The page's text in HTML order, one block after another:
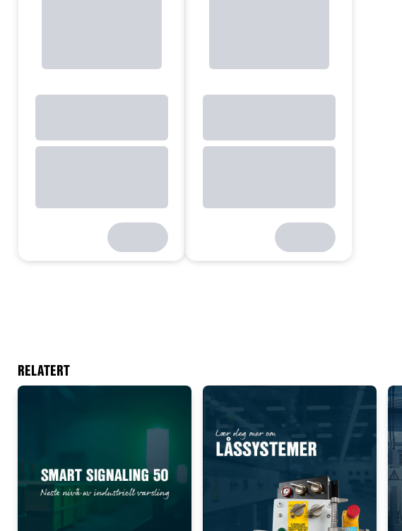
Add to existing cart row
RELATERT